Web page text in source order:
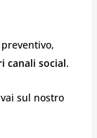
canali social.
sul nostro